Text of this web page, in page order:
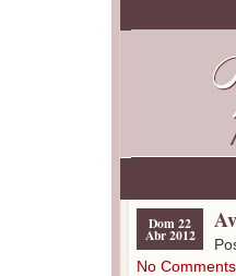
Dom 22
Abr 2012
No Comments